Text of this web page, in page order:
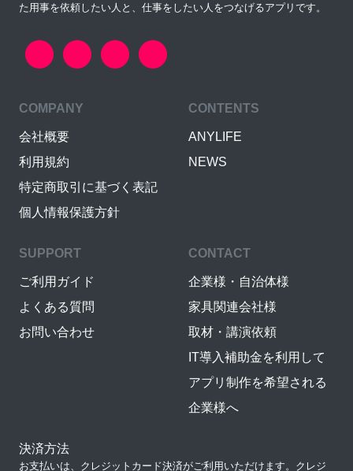
た用事を依頼したい人と、仕事をしたい人をつなげるアプリです。
COMPANY
会社概要
利用規約
特定商取引に基づく表記
個人情報保護方針
CONTENTS
ANYLIFE
NEWS
SUPPORT
ご利用ガイド
よくある質問
お問い合わせ
CONTACT
企業様・自治体様
家具関連会社様
取材・講演依頼
IT導入補助金を利用して
アプリ制作を希望される
企業様へ
決済方法
お支払いは、クレジットカード決済がご利用いただけます。クレジ